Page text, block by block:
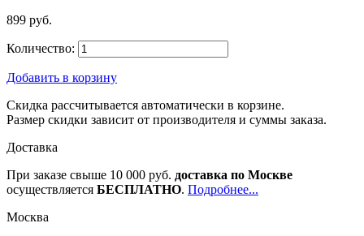
899 руб.
Количество:
Добавить в корзину
Скидка рассчитывается автоматически в корзине.
Размер скидки зависит от производителя и суммы заказа.
Доставка
При заказе свыше 10 000 руб. доставка по Москве
осуществляется БЕСПЛАТНО. Подробнее...
Москва